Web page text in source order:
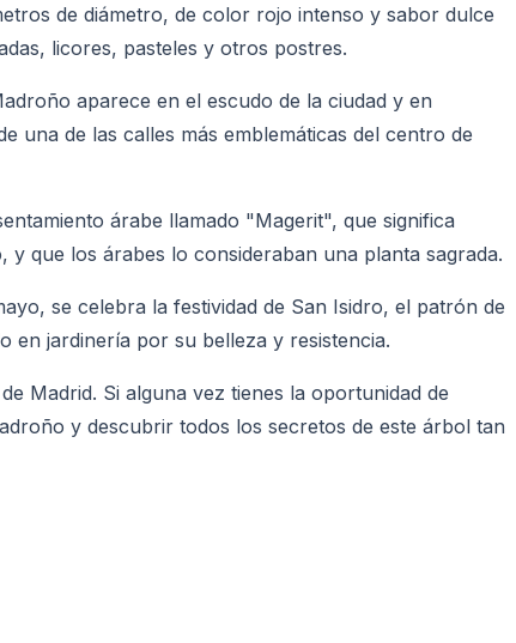
de diámetro, de color rojo intenso y sabor dulce
licores, pasteles y otros postres.
aparece en el escudo de la ciudad y en
una de las calles más emblemáticas del centro de
árabe llamado "Magerit", que significa
que los árabes lo consideraban una planta sagrada.
se celebra la festividad de San Isidro, el patrón de
en jardinería por su belleza y resistencia.
Madrid. Si alguna vez tienes la oportunidad de
y descubrir todos los secretos de este árbol tan